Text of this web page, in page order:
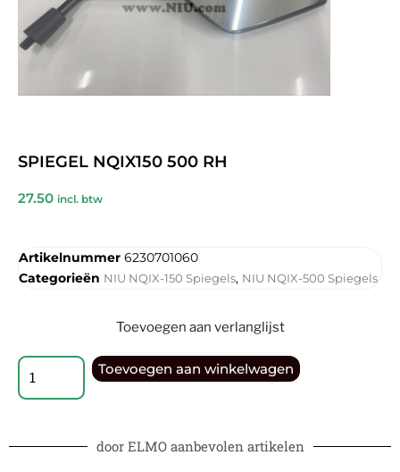
SPIEGEL NQIX150 500 RH
27.50 incl. btw
Artikelnummer 6230701060
Categorieën NIU NQIX-150 Spiegels, NIU NQIX-500 Spiegels
Toevoegen aan verlanglijst
Toevoegen aan winkelwagen
door ELMO aanbevolen artikelen